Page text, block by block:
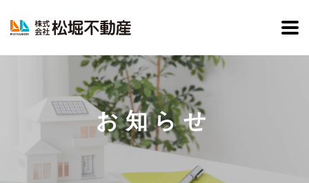
お知らせ